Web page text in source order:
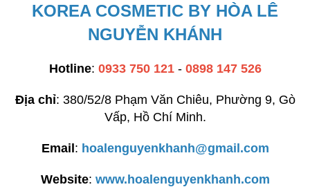
KOREA COSMETIC BY HÒA LÊ
NGUYỄN KHÁNH
Hotline: 0933 750 121- 0898 147 526
Địa chỉ: 380/52/8 Phạm Văn Chiêu, Phường 9, Gò
Vấp, Hồ Chí Minh.
Email: hoalenguyenkhanh@gmail.com
Website: www.hoalenguyenkhanh.com